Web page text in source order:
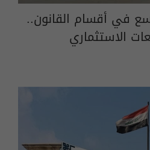
في أقسام القانون..
الاستثماري